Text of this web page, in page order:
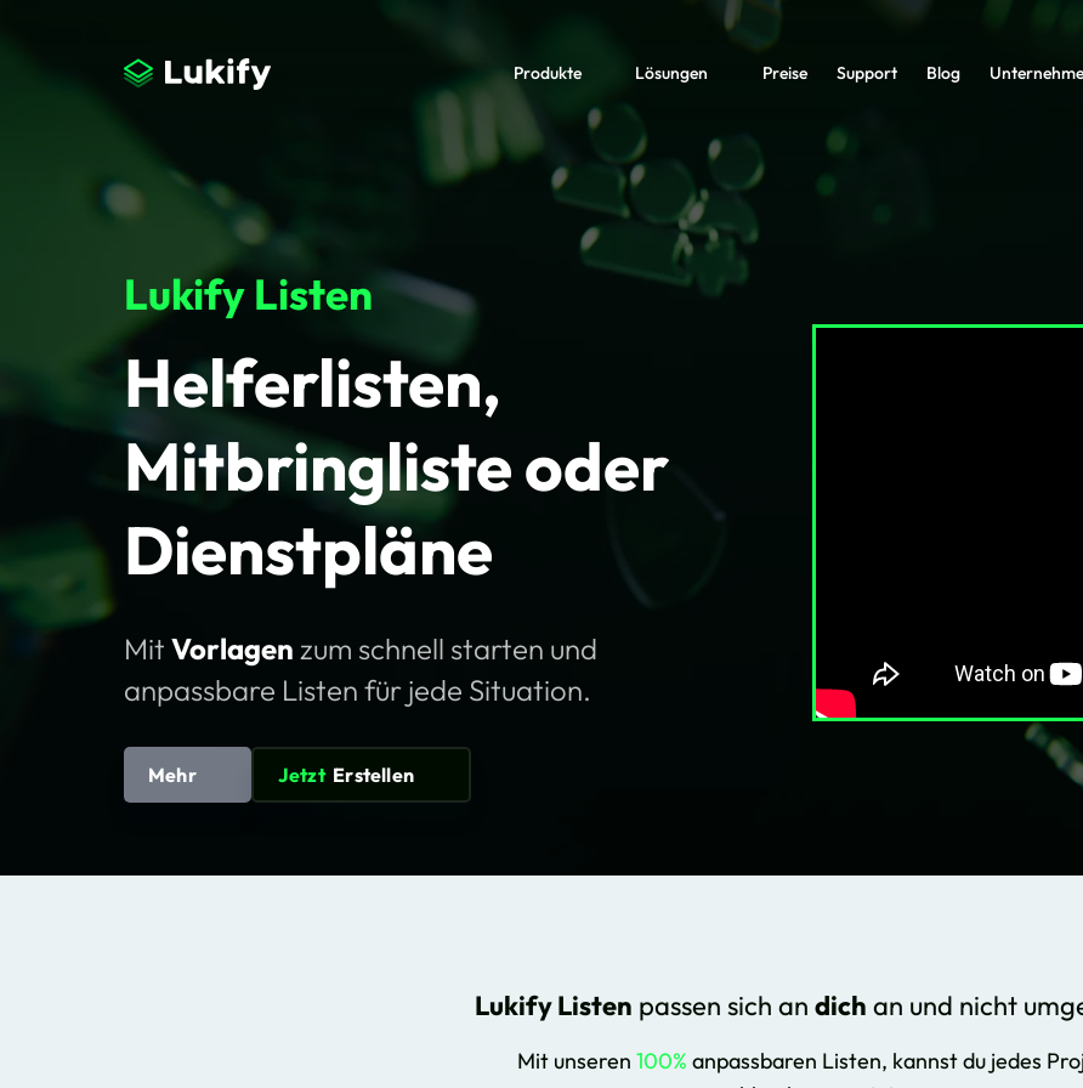
Produkte Lösungen Preise Support Blog
Lukify Listen
Helferlisten,
Mitbringliste oder
Dienstpläne
Mit Vorlagen zum schnell starten und
anpassbare Listen für jede Situation.
Mehr JetztErstellen
Lukify Listen passen sich an dich an und nicht
Mit unseren 100% anpassbaren Listen, kannst du jedes